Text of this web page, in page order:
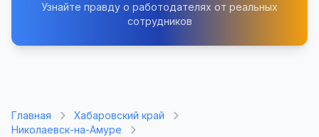
Узнайте правду о работодателях от реальных
сотрудников
Главная
Хабаровский край
Николаевск-на-Амуре